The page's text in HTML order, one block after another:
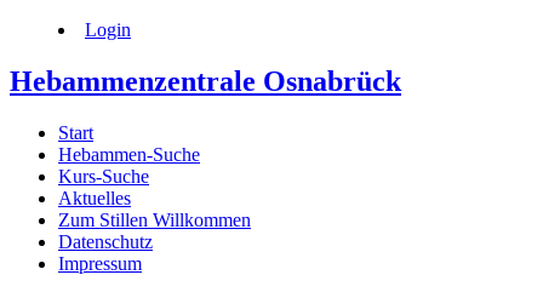
Login
Hebammenzentrale Osnabrück
Start
Hebammen-Suche
Kurs-Suche
Aktuelles
Zum Stillen Willkommen
Datenschutz
Impressum